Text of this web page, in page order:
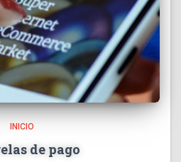
INICIO
de pago